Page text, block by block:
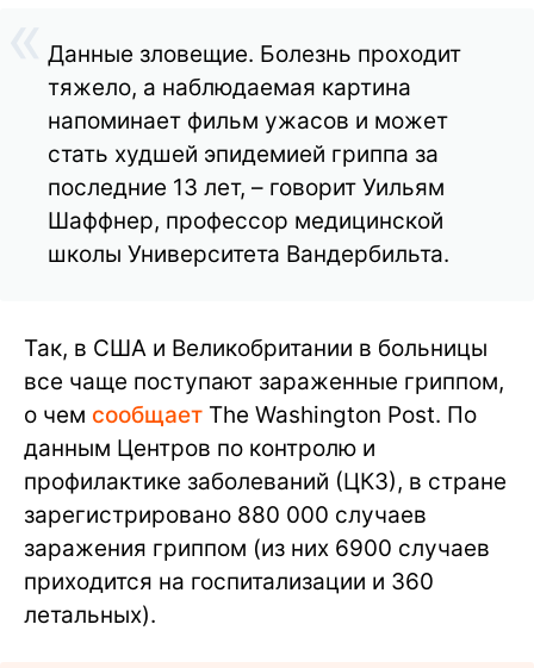
Данные зловещие. Болезнь проходит
тяжело, а наблюдаемая картина
напоминает фильм ужасов и может
стать худшей эпидемией гриппа за
последние 13 лет, – говорит Уильям
Шаффнер, профессор медицинской
школы Университета Вандербильта.
Так, в США и Великобритании в больницы
все чаще поступают зараженные гриппом,
о чем сообщает The Washington Post. По
данным Центров по контролю и
профилактике заболеваний (ЦКЗ), в стране
зарегистрировано 880 000 случаев
заражения гриппом (из них 6900 случаев
приходится на госпитализации и 360
летальных).